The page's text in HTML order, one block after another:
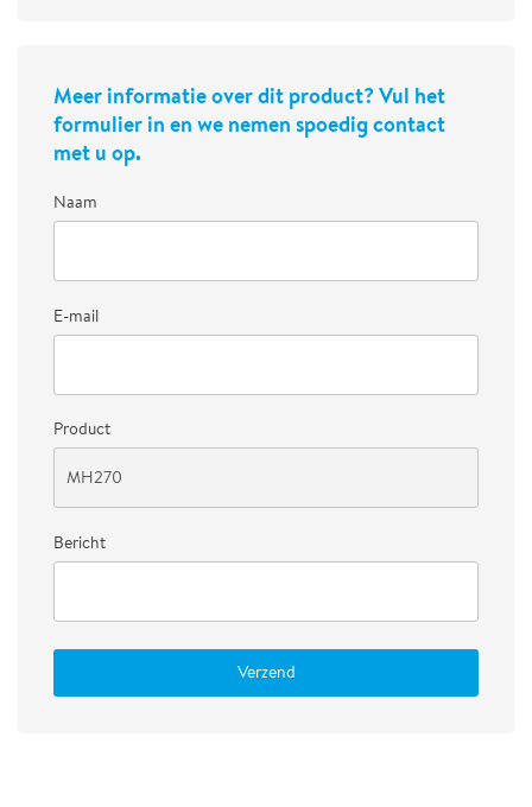
Meer informatie over dit product? Vul het
formulier in en we nemen spoedig contact
met u op.
Naam
E-mail
Product
Bericht
Verzend